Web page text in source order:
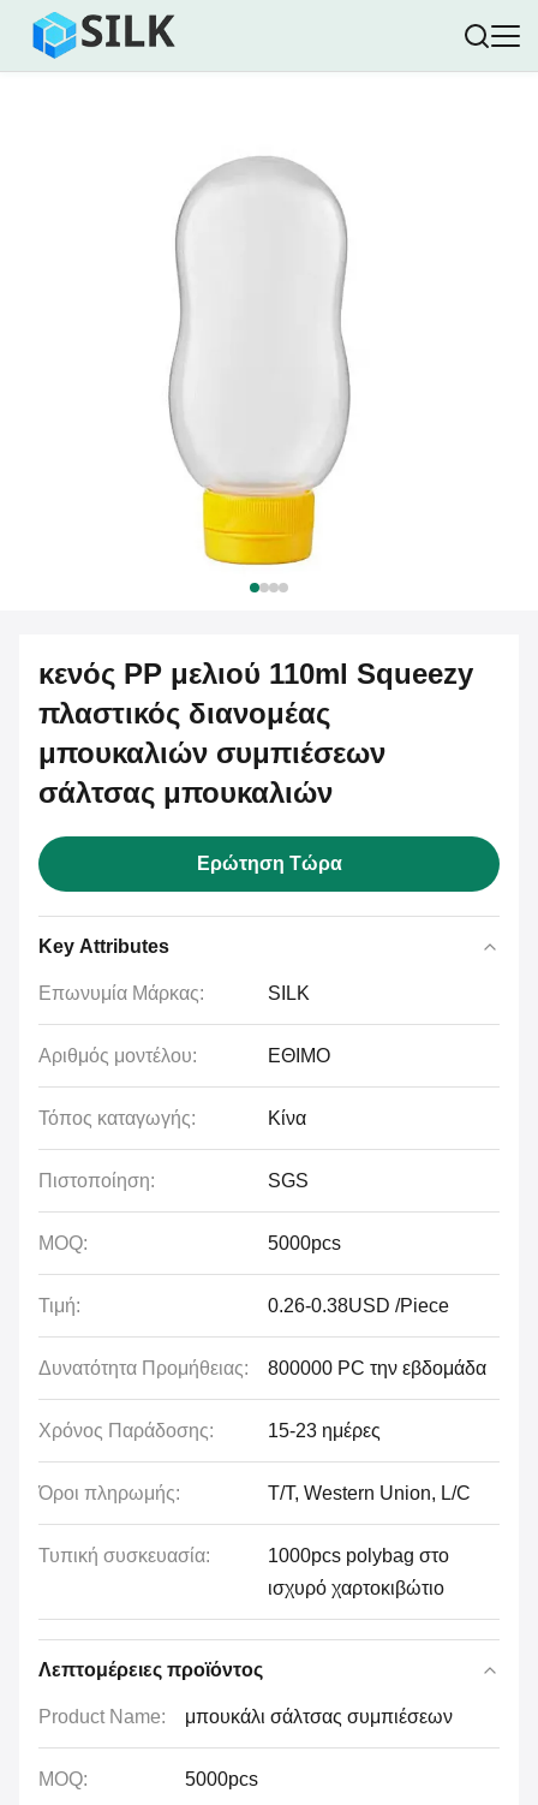
κενός PP μελιού 110ml Squeezy
πλαστικός διανομέας
μπουκαλιών συμπιέσεων
σάλτσας μπουκαλιών
Ερώτηση Τώρα
Key Attributes
Επωνυμία Μάρκας: SILK
Αριθμός μοντέλου: ΕΘΙΜΟ
Τόπος καταγωγής: Κίνα
Πιστοποίηση: SGS
MOQ: 5000pcs
Τιμή: 0.26-0.38USD /Piece
Δυνατότητα Προμήθειας: 800000 PC την εβδομάδα
Χρόνος Παράδοσης: 15-23 ημέρες
Όροι πληρωμής: T/T, Western Union, L/C
Τυπική συσκευασία:
1000pcs polybag στο
ισχυρό χαρτοκιβώτιο
Λεπτομέρειες προϊόντος
Product Name: μπουκάλι σάλτσας συμπιέσεων
MOQ: 5000pcs